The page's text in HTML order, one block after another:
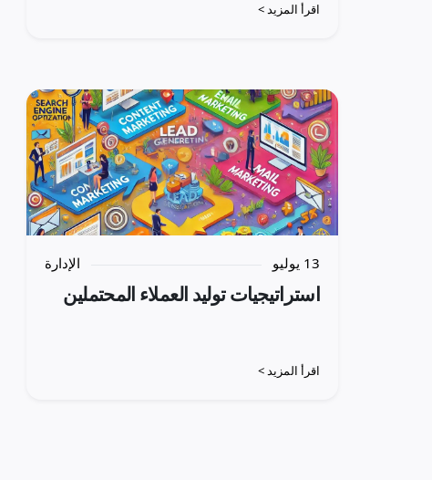
اقرأ المزيد >
13 يوليو الإدارة
استراتيجيات توليد العملاء المحتملين
اقرأ المزيد >